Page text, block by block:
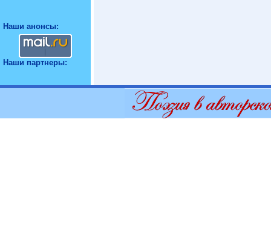
Наши анонсы:
Наши партнеры: